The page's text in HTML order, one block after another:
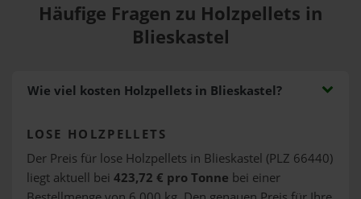
Häufige Fragen zu Holzpellets in
Blieskastel
Wie viel kosten Holzpellets in Blieskastel?
LOSE HOLZPELLETS
Der Preis für lose Holzpellets in Blieskastel (PLZ 66440)
liegt aktuell bei 423,72 € pro Tonne bei einer